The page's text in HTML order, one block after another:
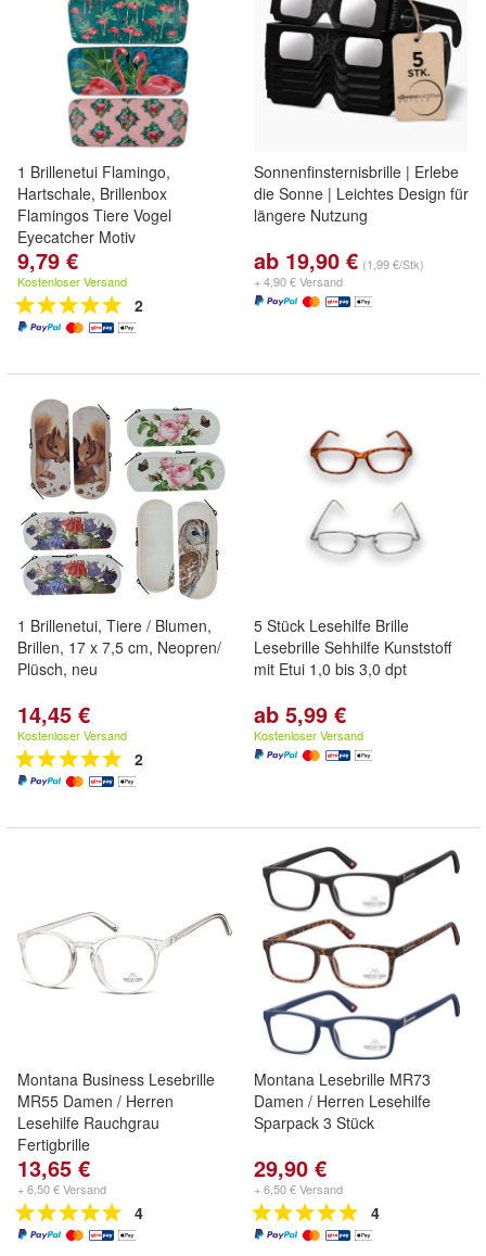
1 Brillenetui Flamingo,
Hartschale, Brillenbox
Flamingos Tiere Vogel
Eyecatcher Motiv
9,79 €
Kostenloser Versand
2
Sonnenfinsternisbrille | Erlebe
die Sonne | Leichtes Design für
längere Nutzung
ab 19,90 € (1,99 €/Stk)
+ 4,90 € Versand
1 Brillenetui, Tiere / Blumen,
Brillen, 17 x 7,5 cm, Neopren/
Plüsch, neu
14,45 €
Kostenloser Versand
2
5 Stück Lesehilfe Brille
Lesebrille Sehhilfe Kunststoff
mit Etui 1,0 bis 3,0 dpt
ab 5,99 €
Kostenloser Versand
Montana Business Lesebrille
MR55 Damen / Herren
Lesehilfe Rauchgrau
Fertigbrille
13,65 €
+ 6,50 € Versand
4
Montana Lesebrille MR73
Damen / Herren Lesehilfe
Sparpack 3 Stück
29,90 €
+ 6,50 € Versand
4